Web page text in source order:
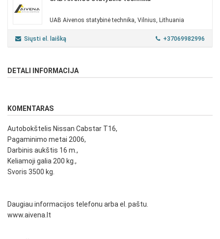
UAB Aivenos statybinė technika, Vilnius, Lithuania
Siųsti el. laišką +37069982996
DETALI INFORMACIJA
KOMENTARAS
Autobokštelis Nissan Cabstar T16,
Pagaminimo metai 2006,
Darbinis aukštis 16 m.,
Keliamoji galia 200 kg.,
Svoris 3500 kg.
Daugiau informacijos telefonu arba el. paštu.
www.aivena.lt